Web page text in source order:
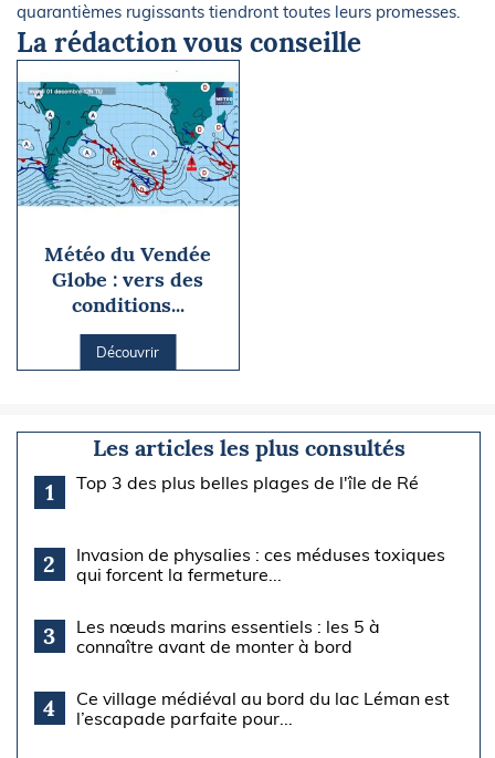
quarantièmes rugissants tiendront toutes leurs promesses.
La rédaction vous conseille
Météo du Vendée
Globe : vers des
conditions...
Découvrir
Les articles les plus consultés
1
Top 3 des plus belles plages de l'île de Ré
2
Invasion de physalies : ces méduses toxiques
qui forcent la fermeture...
3
Les nœuds marins essentiels : les 5 à
connaître avant de monter à bord
4
Ce village médiéval au bord du lac Léman est
l’escapade parfaite pour...